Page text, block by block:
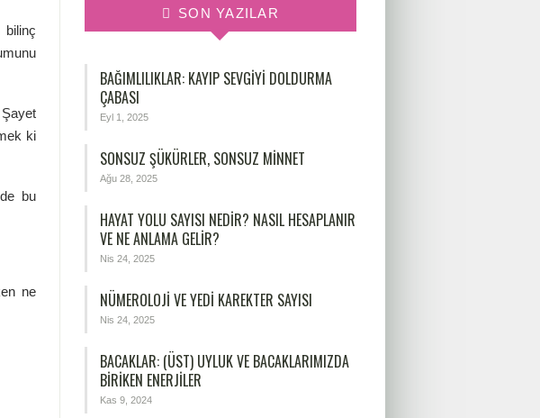
bilinç
Şayet
ki
bu
ne
SON YAZILAR
BAĞIMLILIKLAR: KAYIP SEVGIYI DOLDURMA
ÇABASI
Eyl 1, 2025
SONSUZ ŞÜKÜRLER, SONSUZ MINNET
Ağu 28, 2025
HAYAT YOLU SAYISI NEDIR? NASIL HESAPLANIR
VE NE ANLAMA GELIR?
Nis 24, 2025
NÜMEROLOJİ VE YEDİ KAREKTER SAYISI
Nis 24, 2025
BACAKLAR: (ÜST) UYLUK VE BACAKLARIMIZDA
BIRIKEN ENERJILER
Kas 9, 2024